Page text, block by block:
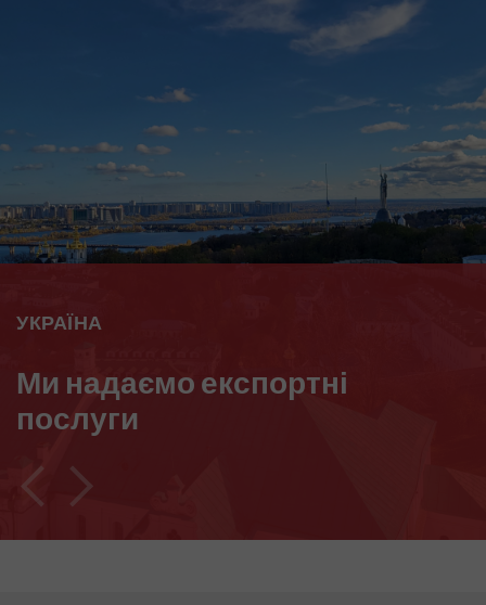
УКРАЇНА
Ми надаємо експортні
послуги